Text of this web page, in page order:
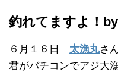
釣れてますよ！
６月１６日 太漁丸さ
君がバチコンでアジ大